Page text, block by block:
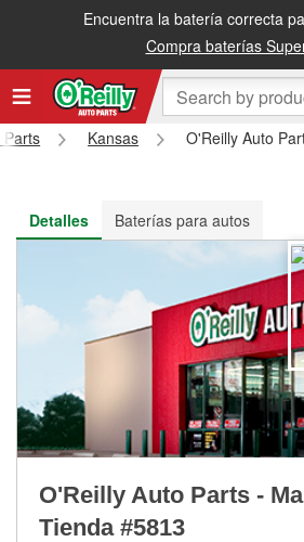
Encuentra la batería correcta
Compra baterías
Recibe tu orden gratis al día siguiente
Parts Kansas
O'Reilly Auto
Detalles
Baterías para autos
O'Reilly Auto Parts -
Tienda #5813